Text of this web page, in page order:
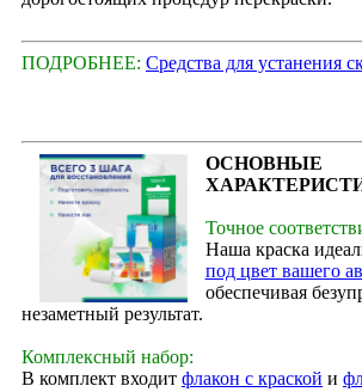
ПОДРОБНЕЕ: Средства для устанения
ОСНОВНЫЕ
Точное
Наша краска
под цвет вашего
обеспечивая
незаметный результат.
Комплексный набор:
В комплект входит флакон с краской и